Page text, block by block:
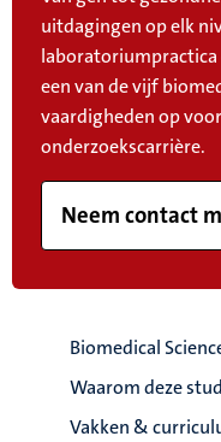
uitdagingen op elk
laboratoriumpractica
een van de vijf
vaardigheden op
onderzoekscarrière.
Neem contact
Biomedical
Waarom deze
Vakken &